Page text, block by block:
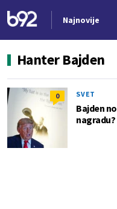
Najnovije
Hanter Bajden
0 SVET
Bajden
nagradu?